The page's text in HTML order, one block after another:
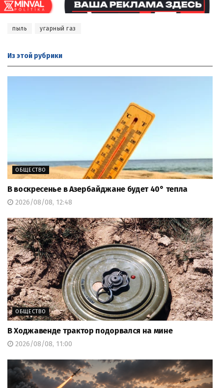
пыль угарный газ
Из этой рубрики
ОБЩЕСТВО
В воскресенье в Азербайджане будет 40° тепла
2026/08/08, 12:48
ОБЩЕСТВО
В Ходжавенде трактор подорвался на мине
2026/08/08, 11:00